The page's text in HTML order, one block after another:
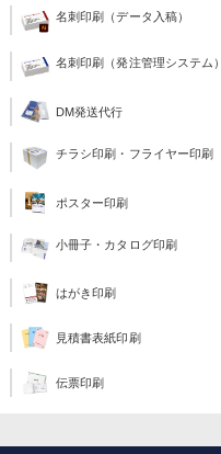
名刺印刷（データ入稿）
名刺印刷（発注管理システム）
DM発送代行
チラシ印刷・フライヤー印刷
ポスター印刷
小冊子・カタログ印刷
はがき印刷
見積書表紙印刷
伝票印刷